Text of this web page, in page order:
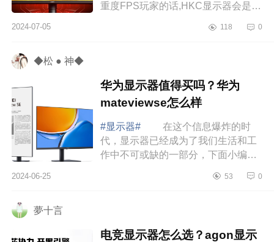
重度FPS玩家的话,HKC显示器会是一
下hkcg27h2怎么样？hkcg27h2和
2024-07-05 118 0
◆松 ● 神◆
华为显示器值得买吗？华为
mateviewse怎么样
#显示器#
在这个信息爆炸的时
代，显示器已经成为了我们生活和工
作中不可或缺的一部分，下面小编为
为mateviewse怎么样 华为显示器
2024-06-25 53 0
夢十言
电竞显示器怎么选？agon显示